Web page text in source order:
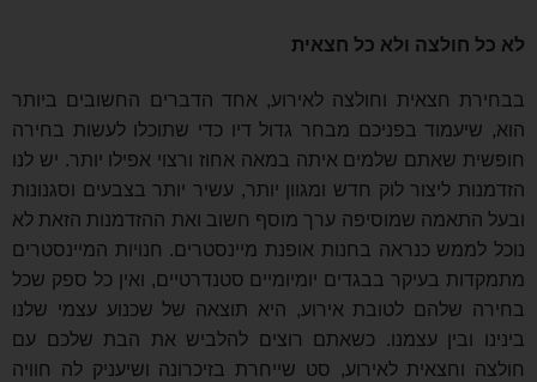
לא כל חולצה ולא כל חצאית
בבחירת חצאית וחולצה לאירוע, אחד הדברים החשובים ביותר
הוא, שיעמוד בפניכם מבחר גדול דיו כדי שתוכלו לעשות בחירה
חופשית שאתם שלמים איתה במאה אחוז ורצוי אפילו יותר. יש לנו
הזדמנות ליצור לוק חדש ומגוון יותר, עשיר יותר בצבעים וסגנונות
ובעל התאמה שמוסיפה ערך מוסף חשוב ואת ההזדמנות הזאת לא
נוכל לממש כנראה בחנות אופנת מיינסטרים. חנויות המיינסטרים
מתמקדות בעיקר בבגדים יומיומיים סטנדרטיים, ואין כל ספק שכל
בחירה שלהם לטובת אירוע, היא תוצאה של שכנוע עצמי שלנו
בינינו ובין עצמנו. כשאתם רוצים להלביש את הבת שלכם עם
חולצה וחצאית לאירוע, סט שייחרת בזיכרונה ושיעניק לה חוויה